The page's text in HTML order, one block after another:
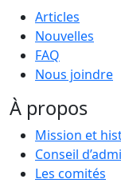
Articles
Nouvelles
FAQ
Nous joindre
À propos
Mission et
Conseil
Les comités